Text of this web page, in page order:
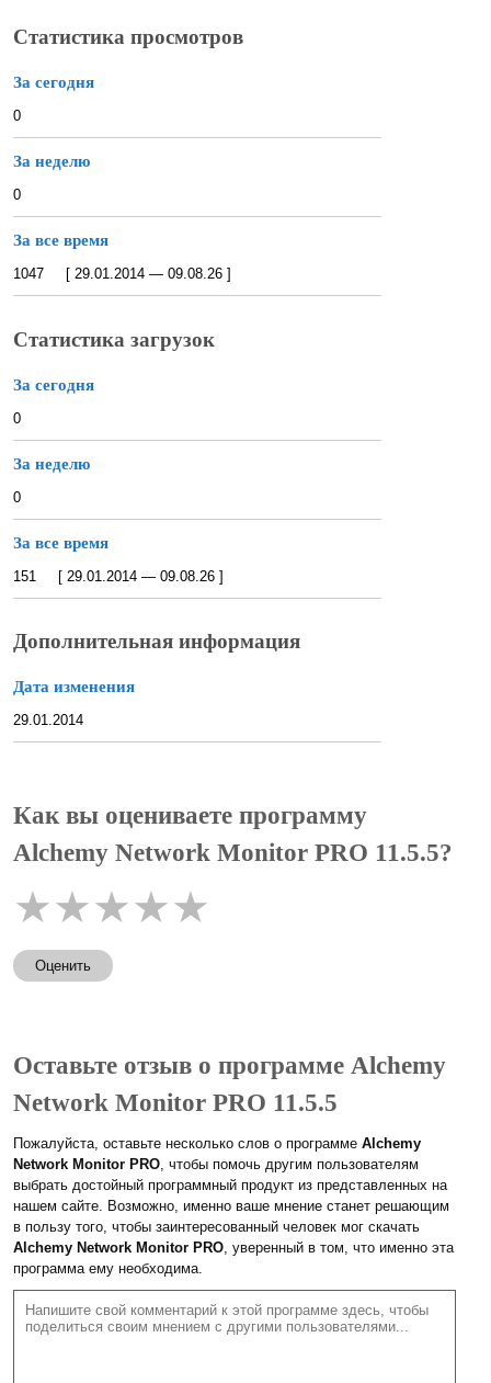
Статистика просмотров
За сегодня
0
За неделю
0
За все время
1047 [ 29.01.2014 — 09.08.26 ]
Статистика загрузок
За сегодня
0
За неделю
0
За все время
151 [ 29.01.2014 — 09.08.26 ]
Дополнительная информация
Дата изменения
29.01.2014
Как вы оцениваете программу
Alchemy Network Monitor PRO 11.5.5?
★★★★★
Оценить
Оставьте отзыв о программе Alchemy
Network Monitor PRO 11.5.5
Пожалуйста, оставьте несколько слов о программе Alchemy
Network Monitor PRO, чтобы помочь другим пользователям
выбрать достойный программный продукт из представленных на
нашем сайте. Возможно, именно ваше мнение станет решающим
в пользу того, чтобы заинтересованный человек мог скачать
Alchemy Network Monitor PRO, уверенный в том, что именно эта
программа ему необходима.